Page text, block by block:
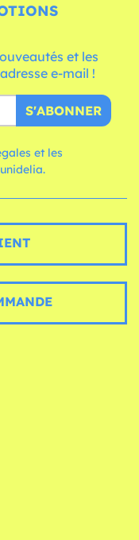
et les
e-mail !
S'ABONNER
et les